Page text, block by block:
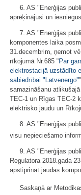
6. AS "Enerģijas
aprēķinājusi un
7. AS "Enerģijas
komponentes laika
31.decembrim, ņemot
rīkojumā Nr.685 "Par
elektrostacijā uzstādīto
sabiedrībai "Latvenergo"
samazināšanu
TEC-1 un Rīgas TEC-2
elektrisko jaudu un
8. AS "Enerģijas
visu nepieciešamo
9. AS "Enerģijas
Regulatora 2018.gada
apstiprināt jaudas
Saskaņā ar